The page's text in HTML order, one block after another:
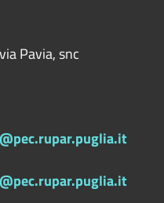
Pavia, snc